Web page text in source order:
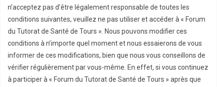
n’acceptez pas d’être légalement responsable de toutes les
conditions suivantes, veuillez ne pas utiliser et accéder à « Forum
du Tutorat de Santé de Tours ». Nous pouvons modifier ces
conditions à n’importe quel moment et nous essaierons de vous
informer de ces modifications, bien que nous vous conseillons de
vérifier régulièrement par vous-même. En effet, si vous continuez
à participer à « Forum du Tutorat de Santé de Tours » après que